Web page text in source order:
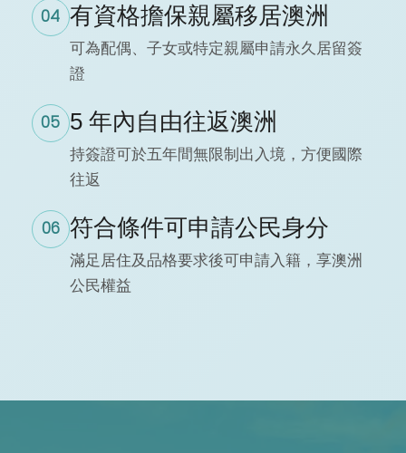
04 有資格擔保親屬移居澳洲
可為配偶、子女或特定親屬申請永久居留簽
證
05 5 年內自由往返澳洲
持簽證可於五年間無限制出入境，方便國際
往返
06 符合條件可申請公民身分
滿足居住及品格要求後可申請入籍，享澳洲
公民權益